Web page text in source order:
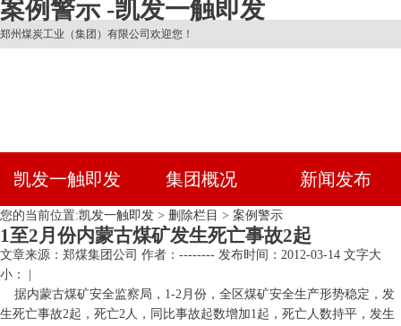
案例警示 -凯发一触即发
郑州煤炭工业（集团）有限公司欢迎您！
凯发一触即发 集团概况 新闻发布
您的当前位置:凯发一触即发 > 删除栏目 > 案例警示
1至2月份内蒙古煤矿发生死亡事故2起
文章来源：郑煤集团公司 作者：-------- 发布时间：2012-03-14 文字大
小： |
据内蒙古煤矿安全监察局，1-2月份，全区煤矿安全生产形势稳定，发
生死亡事故2起，死亡2人，同比事故起数增加1起，死亡人数持平，发生